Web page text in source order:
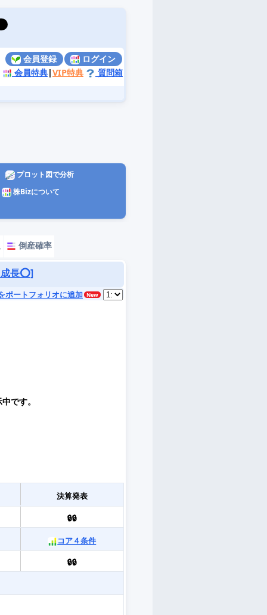
会員登録
ログイン
会員特典|VIP特典 質問箱
プロット図で分析
株Bizについて
倒産確率
長⭕️]
ポートフォリオに追加
です。
決算発表
🔒🔒
コア４条件
🔒🔒